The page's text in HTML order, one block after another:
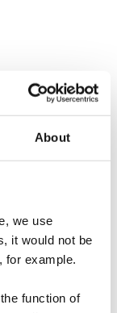
About
we use
it would not be
example.
function of